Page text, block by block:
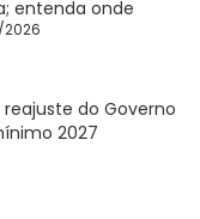
entenda onde
do Governo
2027